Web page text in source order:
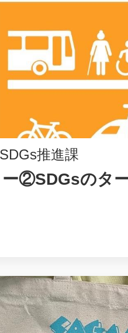
推進課
②SDGsのタ
ライバシーポ
Inc.All